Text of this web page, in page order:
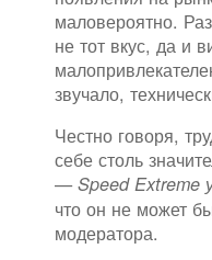
маловероятно.
не тот вкус, да и
звучало,
Честно говоря,
себе столь
—Speed Extreme
что он не может
модератора.